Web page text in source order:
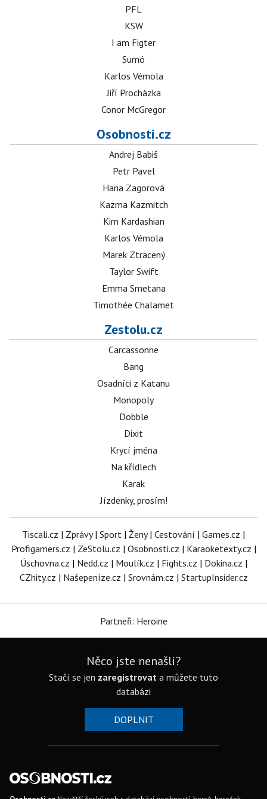
PFL
KSW
I am Figter
Sumó
Karlos Vémola
Jiří Procházka
Conor McGregor
Osobnosti.cz
Andrej Babiš
Petr Pavel
Hana Zagorová
Kazma Kazmitch
Kim Kardashian
Karlos Vémola
Marek Ztracený
Taylor Swift
Emma Smetana
Timothée Chalamet
Zestolu.cz
Carcassonne
Bang
Osadníci z Katanu
Monopoly
Dobble
Dixit
Krycí jména
Na křídlech
Karak
Jízdenky, prosím!
Tiscali.cz | Zprávy| Sport | Ženy| Cestování | Games.cz |
Profigamers.cz | ZeStolu.cz | Osobnosti.cz | Karaoketexty.cz |
Úschovna.cz | Nedd.cz | Moulík.cz | Fights.cz | Dokina.cz |
CZhity.cz | Našepeníze.cz | Srovnám.cz | StartupInsider.cz
Partneři: Heroine
Něco jste nenašli?
Stačí se jen zaregistrovat a můžete tuto
databázi
DOPLNIT